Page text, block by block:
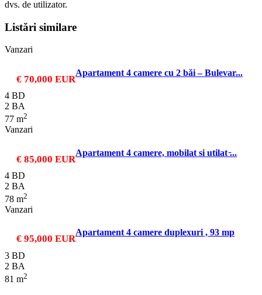
dvs. de utilizator.
Listări similare
Vanzari
€ 70,000 EUR
Apartament 4 camere cu 2 bǎi – Bulevar...
4 BD
2 BA
77 m2
Vanzari
€ 85,000 EUR
Apartament 4 camere, mobilat si utilat ̵...
4 BD
2 BA
78 m2
Vanzari
€ 95,000 EUR
Apartament 4 camere duplexuri , 93 mp
3 BD
2 BA
81 m2